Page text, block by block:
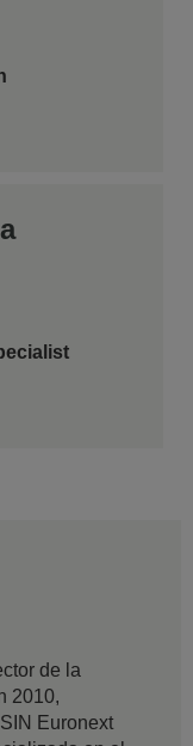
de la
2010,
Euronext